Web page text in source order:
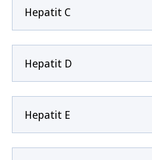
Hepatit C
Hepatit D
Hepatit E